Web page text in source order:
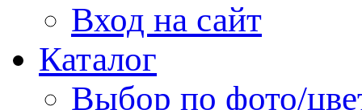
Вход на сайт
Каталог
Выбор по фото/